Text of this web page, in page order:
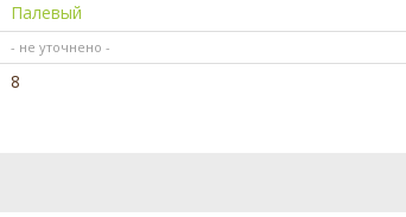
Палевый
- не уточнено -
8